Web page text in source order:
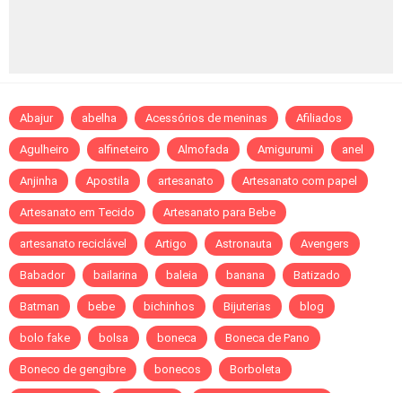
Abajur abelha Acessórios de meninas Afiliados
Agulheiro alfineteiro Almofada Amigurumi anel
Anjinha Apostila artesanato Artesanato com papel
Artesanato em Tecido Artesanato para Bebe
artesanato reciclável Artigo Astronauta Avengers
Babador bailarina baleia banana Batizado
Batman bebe bichinhos Bijuterias blog
bolo fake bolsa boneca Boneca de Pano
Boneco de gengibre bonecos Borboleta